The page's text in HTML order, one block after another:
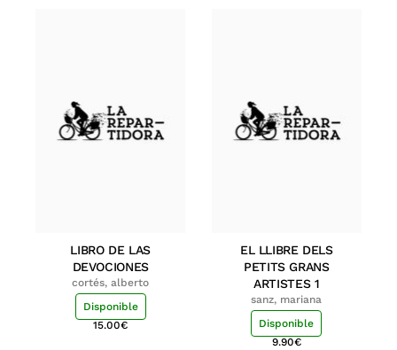
LIBRO DE LAS
DEVOCIONES
cortés, alberto
Disponible
15.00€
EL LLIBRE DELS
PETITS GRANS
ARTISTES 1
sanz, mariana
Disponible
9.90€